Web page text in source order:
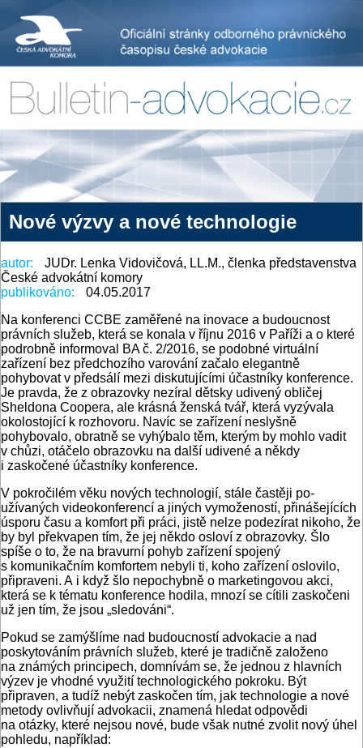
Nové výzvy a nové technologie
autor:
JUDr. Lenka Vidovičová, LL.M., členka představenstva
České advokátní komory
publikováno:
04.05.2017
Na konferenci CCBE zaměřené na inovace a budoucnost
právních služeb, která se konala v říjnu 2016 v Paříži a o které
podrobně informoval BA č. 2/2016, se podobné virtuální
zařízení bez předchozího varování začalo elegantně
pohybovat v předsálí mezi diskutujícími účastníky konference.
Je pravda, že z obrazovky nezíral dětsky udivený obličej
Sheldona Coopera, ale krásná ženská tvář, která vyzývala
okolostojící k rozhovoru. Navíc se zařízení neslyšně
pohybovalo, obratně se vyhýbalo těm, kterým by mohlo vadit
v chůzi, otáčelo obrazovku na další udivené a někdy
i zaskočené účastníky konference.
V pokročilém věku nových technologií, stále častěji po­
užívaných videokonferencí a jiných vymožeností, přinášejících
úsporu času a komfort při práci, jistě nelze podezírat nikoho, že
by byl překvapen tím, že jej někdo osloví z obrazovky. Šlo
spíše o to, že na bravurní pohyb zařízení spojený
s komunikačním komfortem nebyli ti, koho zařízení oslovilo,
připraveni. A i když šlo nepochybně o marketingovou akci,
která se k tématu konference hodila, mnozí se cítili zaskočeni
už jen tím, že jsou „sledováni“.
Pokud se zamýšlíme nad budoucností advokacie a nad
poskytováním právních služeb, které je tradičně založeno
na známých principech, domnívám se, že jednou z hlavních
výzev je vhodné využití technologického pokroku. Být
připraven, a tudíž nebýt zaskočen tím, jak technologie a nové
metody ovlivňují advokacii, znamená hledat odpovědi
na otázky, které nejsou nové, bude však nutné zvolit nový úhel
pohledu, například: